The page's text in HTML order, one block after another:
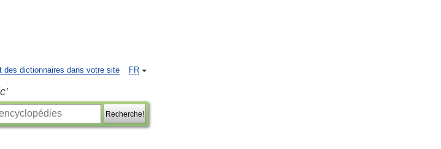
FR
des dictionnaires dans votre site
Recherche!